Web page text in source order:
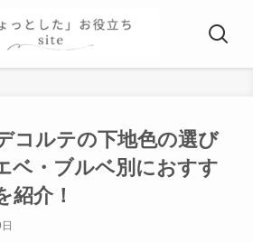
コルテの下地色の選び
ベ・ブルベ別におすす
紹介！